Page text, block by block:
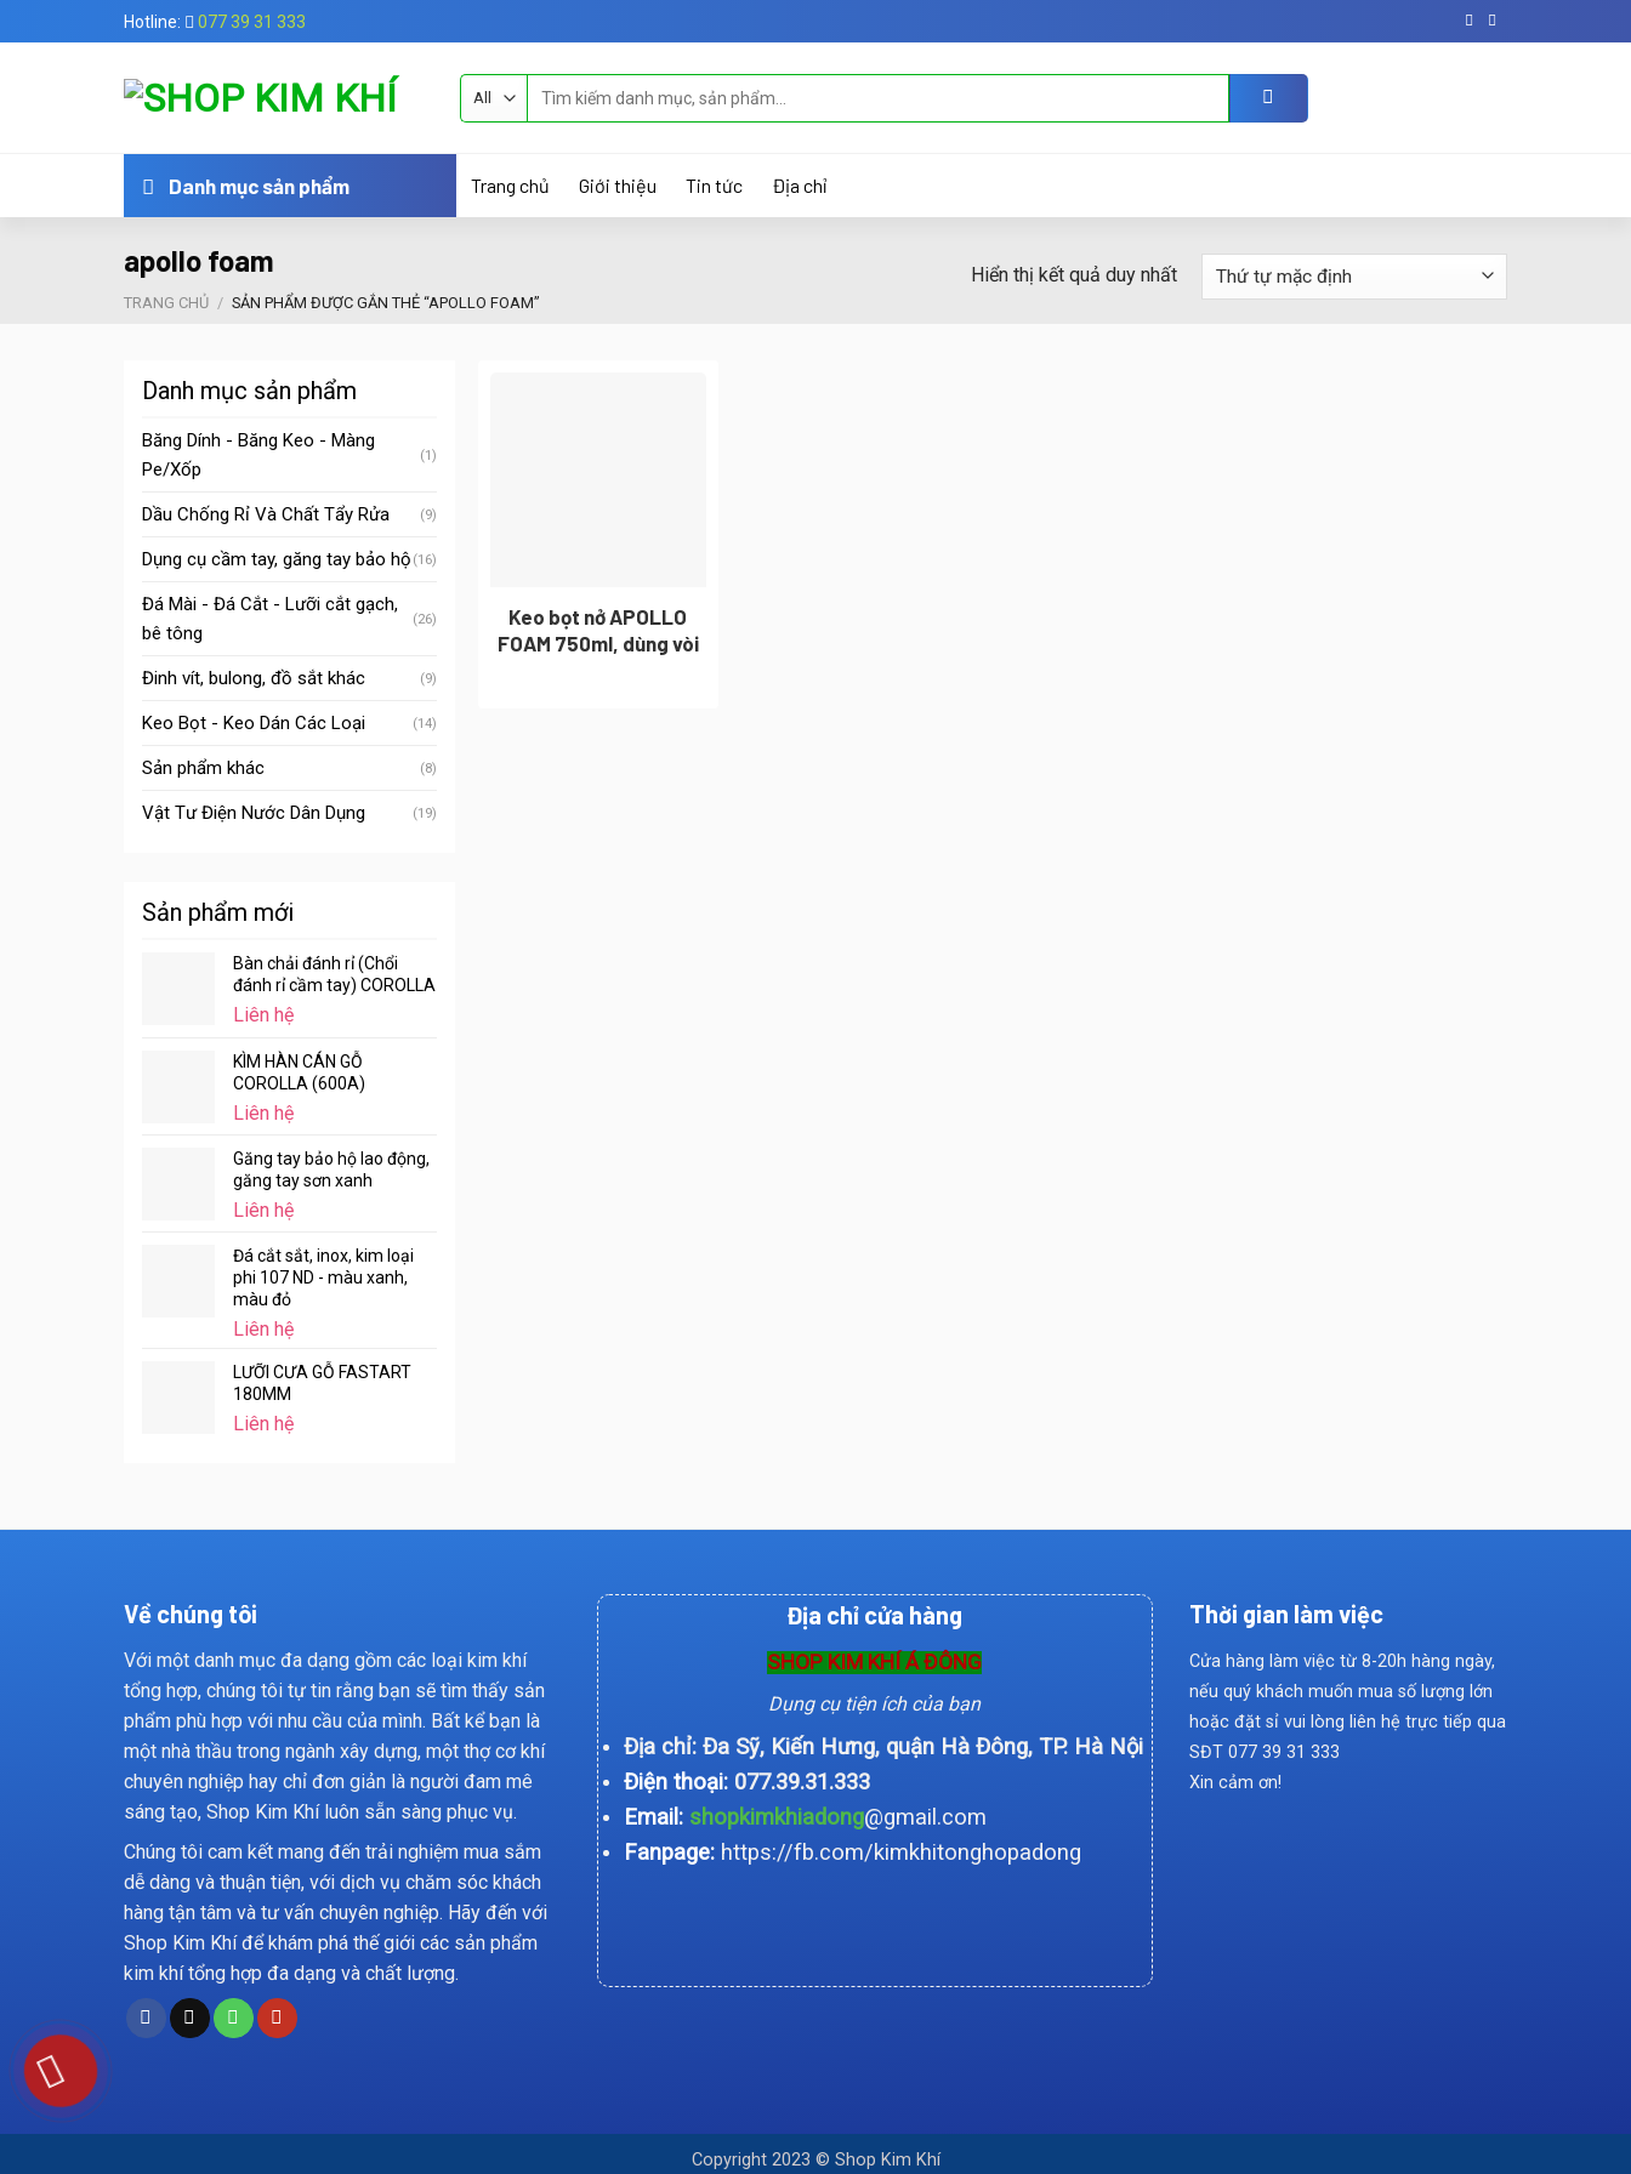
to
Hotline: 077 39 31 333
kiếm:
Danh mục sản phẩm Trang chủ Giới thiệu Tin tức Địa chỉ
apollo foam
TRANG CHỦ / SẢN PHẨM ĐƯỢC GẮN THẺ “APOLLO FOAM”
Hiển thị kết quả duy nhất
Danh mục sản phẩm
Băng Dính - Băng Keo - Màng
Pe/Xốp
(1)
Dầu Chống Rỉ Và Chất Tẩy Rửa (9)
Dụng cụ cầm tay, găng tay bảo hộ (16)
Đá Mài - Đá Cắt - Lưỡi cắt gạch,
bê tông
(26)
Đinh vít, bulong, đồ sắt khác (9)
Keo Bọt - Keo Dán Các Loại (14)
Sản phẩm khác (8)
Vật Tư Điện Nước Dân Dụng (19)
Sản phẩm mới
Bàn chải đánh rỉ (Chổi
đánh rỉ cầm tay) COROLLA
Liên hệ
KÌM HÀN CÁN GỖ
COROLLA (600A)
Liên hệ
Găng tay bảo hộ lao động,
găng tay sơn xanh
Liên hệ
Đá cắt sắt, inox, kim loại
phi 107 ND - màu xanh,
màu đỏ
Liên hệ
LƯỠI CƯA GỖ FASTART
180MM
Liên hệ
Keo bọt nở APOLLO
FOAM 750ml, dùng vòi
Về chúng tôi
Với một danh mục đa dạng gồm các loại kim khí
tổng hợp, chúng tôi tự tin rằng bạn sẽ tìm thấy sản
phẩm phù hợp với nhu cầu của mình. Bất kể bạn là
một nhà thầu trong ngành xây dựng, một thợ cơ khí
chuyên nghiệp hay chỉ đơn giản là người đam mê
sáng tạo, Shop Kim Khí luôn sẵn sàng phục vụ.
Chúng tôi cam kết mang đến trải nghiệm mua sắm
dễ dàng và thuận tiện, với dịch vụ chăm sóc khách
hàng tận tâm và tư vấn chuyên nghiệp. Hãy đến với
Shop Kim Khí để khám phá thế giới các sản phẩm
kim khí tổng hợp đa dạng và chất lượng.
Địa chỉ cửa hàng
SHOP KIM KHÍ Á ĐÔNG
Dụng cụ tiện ích của bạn
Địa chỉ: Đa Sỹ, Kiến Hưng, quận Hà Đông, TP. Hà Nội
Điện thoại: 077.39.31.333
Email:shopkimkhiadong@gmail.com
Fanpage: https://fb.com/kimkhitonghopadong
Thời gian làm việc
Cửa hàng làm việc từ 8-20h hàng ngày,
nếu quý khách muốn mua số lượng lớn
hoặc đặt sỉ vui lòng liên hệ trực tiếp qua
SĐT 077 39 31 333
Xin cảm ơn!
Copyright 2023 © Shop Kim Khí